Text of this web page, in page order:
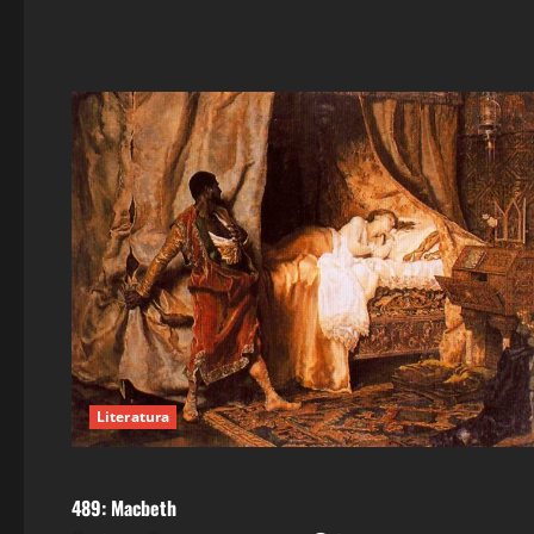
Literatura
Literatura
489: Macbeth